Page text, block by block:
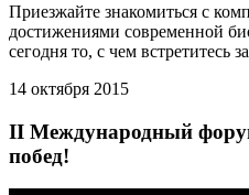
Приезжайте знакомиться с
достижениями современной
сегодня то, с чем встретитесь
14 октября 2015
II Международный
побед!